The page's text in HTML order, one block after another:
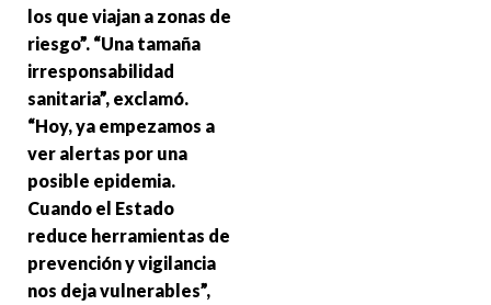
los que viajan a zonas de
riesgo”. “Una tamaña
irresponsabilidad
sanitaria”, exclamó.
“Hoy, ya empezamos a
ver alertas por una
posible epidemia.
Cuando el Estado
reduce herramientas de
prevención y vigilancia
nos deja vulnerables”,